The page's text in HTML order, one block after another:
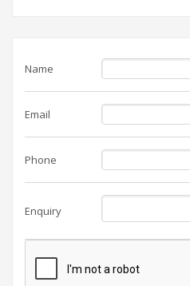
Name
Email
Phone
Enquiry